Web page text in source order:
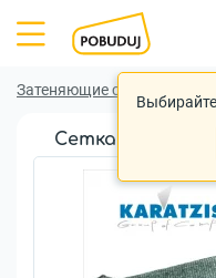
Затеняющие сетки
Cетка